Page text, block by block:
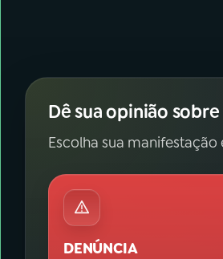
Dê sua opinião
Escolha sua
DENÚNCIA